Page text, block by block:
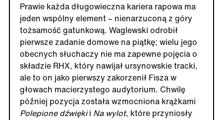
Prawie każda długowieczna kariera rapowa ma
jeden wspólny element – nienarzuconą z góry
tożsamość gatunkową. Waglewski odrobił
pierwsze zadanie domowe na piątkę; wielu jego
obecnych słuchaczy nie ma zapewne pojęcia o
składzie RHX, który nawijał ursynowskie tracki,
ale to on jako pierwszy zakorzenił Fisza w
głowach macierzystego audytorium. Chwilę
później pozycja została wzmocniona krążkami
Polepione dźwiękii Na wylot, które przyniosły